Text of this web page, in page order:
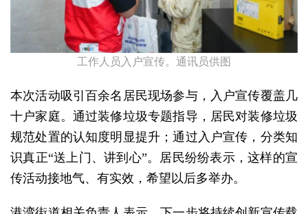
工作人员入户宣传。通讯员供图
本次活动吸引百余名居民现场参与，入户宣传覆盖几
十户家庭。通过装修垃圾专题指导，居民对装修垃圾
规范处置的认知度明显提升；通过入户宣传，分类知
识真正“送上门、讲到心”。居民纷纷表示，这样的宣
传活动接地气、有实效，希望以后多举办。